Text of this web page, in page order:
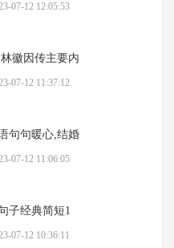
07-12 12:05:53
徽因传主要内
07-12 11:37:12
句句暖心,结婚
07-12 11:06:05
子经典简短1
07-12 10:36:11